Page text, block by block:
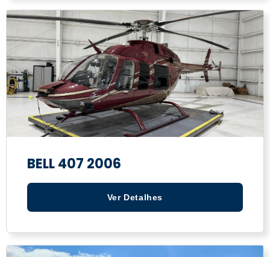
BELL 407 2006
Ver Detalhes